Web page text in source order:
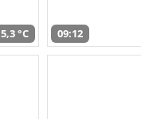
5,3 °C 09:12